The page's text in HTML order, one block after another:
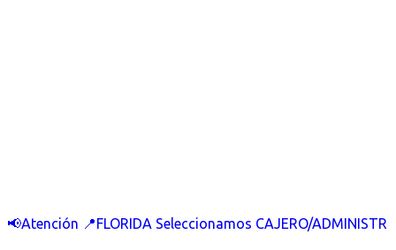
📢Atención 📍FLORIDA Seleccionamos CAJERO/ADMINISTR